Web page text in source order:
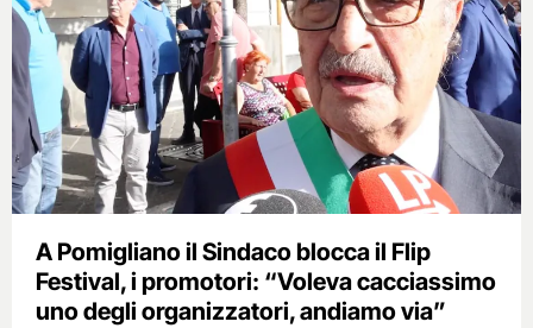
A Pomigliano il Sindaco blocca il Flip
Festival, i promotori: “Voleva cacciassimo
uno degli organizzatori, andiamo via”